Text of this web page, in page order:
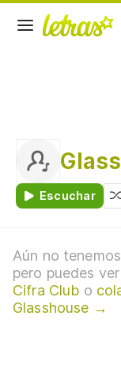
Escuchar
Aún no
pero puedes
Cifra Club o
Glasshouse →